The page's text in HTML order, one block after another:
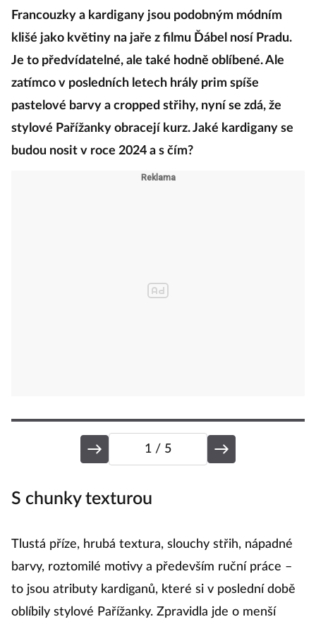
Francouzky a kardigany jsou podobným módním
klišé jako květiny na jaře z filmu Ďábel nosí Pradu.
Je to předvídatelné, ale také hodně oblíbené. Ale
zatímco v posledních letech hrály prim spíše
pastelové barvy a cropped střihy, nyní se zdá, že
stylové Pařížanky obracejí kurz. Jaké kardigany se
budou nosit v roce 2024 a s čím?
1 / 5
S chunky texturou
Tlustá příze, hrubá textura, slouchy střih, nápadné
barvy, roztomilé motivy a především ruční práce –
to jsou atributy kardiganů, které si v poslední době
oblíbily stylové Pařížanky. Zpravidla jde o menší